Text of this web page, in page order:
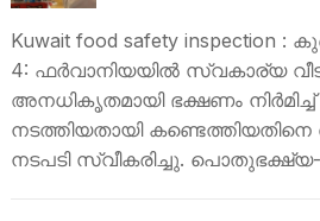
Kuwait food safety inspection :
4: ഫർവാനിയയിൽ സ്വകാര്യ
അനധികൃതമായി ഭക്ഷണം നിർമിച്ച്
നടത്തിയതായി
നടപടി സ്വീകരിച്ചു.